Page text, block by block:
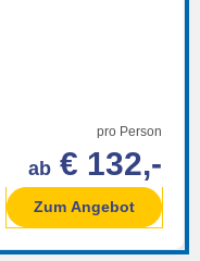
pro Person
ab € 132,-
Zum Angebot